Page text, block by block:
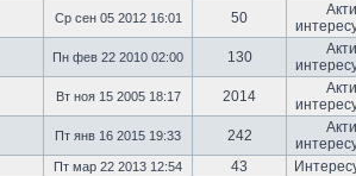
Ср сен 05 2012 16:01 50
Пн фев 22 2010 02:00 130
Вт ноя 15 2005 18:17 2014
Пт янв 16 2015 19:33 242
Пт мар 22 2013 12:54 43